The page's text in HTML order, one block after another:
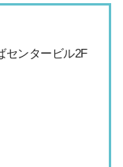
ンタービル2F